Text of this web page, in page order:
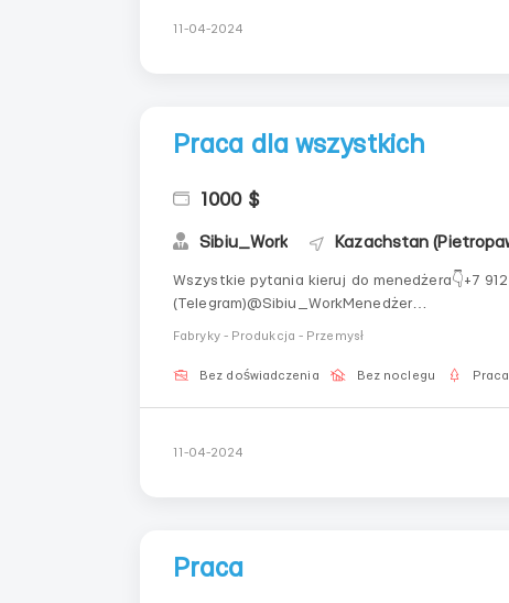
11-04-2024
Praca dla wszystkich
1000 $
Sibiu_Work Kazachstan
Wszystkie pytania kieruj do menedżera👇+7
(Telegram)@Sibiu_WorkMenedżer
rozwoju kariery i rozwo...
Fabryky - Produkcja - Przemysł
Bez doświadczenia Bez noclegu
11-04-2024
Praca